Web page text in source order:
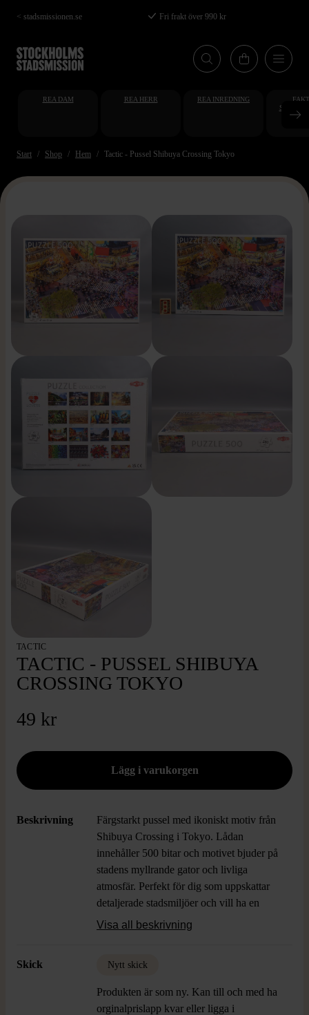
Hoppa
till
huvudinnehåll
< stadsmissionen.se Fri frakt över 990 kr
REA DAM REA HERR REA INREDNING
Start Shop Hem Tactic - Pussel Shibuya Crossing Tokyo
TACTIC
TACTIC - PUSSEL SHIBUYA
CROSSING TOKYO
49 kr
Beskrivning
Färgstarkt pussel med ikoniskt motiv från
Shibuya Crossing i Tokyo. Lådan
innehåller 500 bitar och motivet bjuder på
stadens myllrande gator och livliga
atmosfär. Perfekt för dig som uppskattar
detaljerade stadsmiljöer och vill ha en
kreativ utmaning. Pusslet ger en modern
Visa all beskrivning
Skick Nytt skick
Produkten är som ny. Kan till och med ha
orginalprislapp kvar eller ligga i